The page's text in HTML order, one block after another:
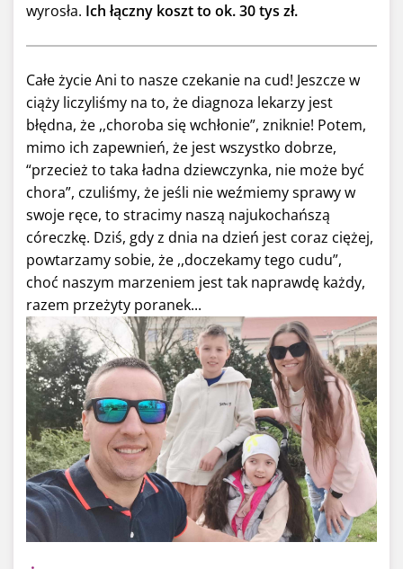
wyrosła. Ich łączny koszt to ok. 30 tys zł.
Całe życie Ani to nasze czekanie na cud! Jeszcze w
ciąży liczyliśmy na to, że diagnoza lekarzy jest
błędna, że ,,choroba się wchłonie”, zniknie! Potem,
mimo ich zapewnień, że jest wszystko dobrze,
“przecież to taka ładna dziewczynka, nie może być
chora”, czuliśmy, że jeśli nie weźmiemy sprawy w
swoje ręce, to stracimy naszą najukochańszą
córeczkę. Dziś, gdy z dnia na dzień jest coraz ciężej,
powtarzamy sobie, że ,,doczekamy tego cudu”,
choć naszym marzeniem jest tak naprawdę każdy,
razem przeżyty poranek...